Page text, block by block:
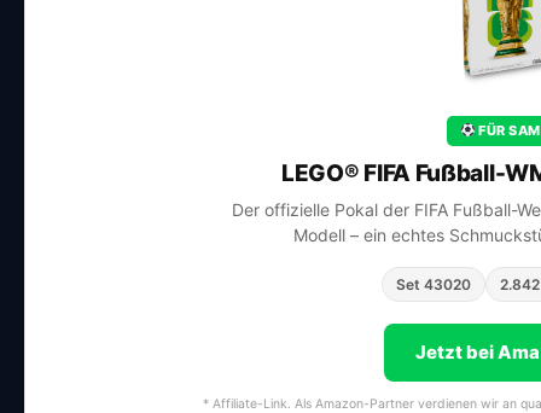
FÜR
LEGO® FIFA Fußball-
Der offizielle Pokal der FIFA Fußball-
Modell – ein echtes
Set 43020
Jetzt bei
* Affiliate-Link. Als Amazon-Partner verdienen wir an